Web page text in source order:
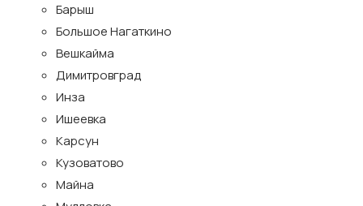
Барыш
Большое Нагаткино
Вешкайма
Димитровград
Инза
Ишеевка
Карсун
Кузоватово
Майна